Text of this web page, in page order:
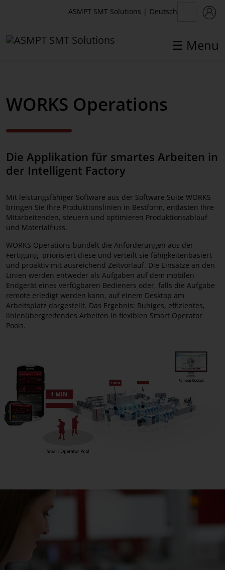
☰ Menu
ASMPT SMT Solutions | Deutsch
Software Solutions
WORKS Planning
WORKS Logistics
WORKS Preparation
WORKS Operations
WORKS Monitoring
WORKS Optimization
WORKS Integration
WORKS Programming
Factory Equipment Center
Factory Material Manager
Virtual Assist
SMT Analytics
WORKS Operations
Die Applikation für smartes Arbeiten in
der Intelligent Factory
Mit leistungsfähiger Software aus der Software Suite WORKS
bringen Sie Ihre Produktionslinien in Bestform, entlasten Ihre
Mitarbeitenden, steuern und optimieren Produktionsablauf
und Materialfluss.
WORKS Operations bündelt die Anforderungen aus der
Fertigung, priorisiert diese und verteilt sie fähigkeitenbasiert
und proaktiv mit ausreichend Zeitvorlauf. Die Einsätze an den
Linien werden entweder als Aufgaben auf dem mobilen
Endgerät eines verfügbaren Bedieners oder, falls die Aufgabe
remote erledigt werden kann, auf einem Desktop am
Arbeitsplatz dargestellt. Das Ergebnis: Ruhiges, effizientes,
linienübergreifendes Arbeiten in flexiblen Smart Operator
Pools.